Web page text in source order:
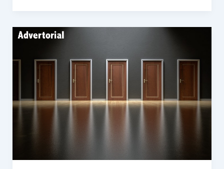
boekhouding